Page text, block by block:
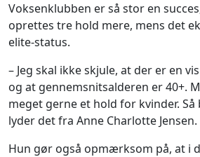
Voksenklubben er så stor en
oprettes tre hold mere, mens det
elite-status.
– Jeg skal ikke skjule, at der er en
og at gennemsnitsalderen er 40+.
meget gerne et hold for kvinder.
lyder det fra Anne Charlotte Jensen.
Hun gør også opmærksom på, at i